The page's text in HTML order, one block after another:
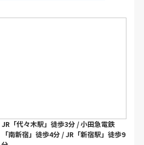
JR「代々木駅」徒歩3分 / 小田急電鉄
「南新宿」徒歩4分 / JR「新宿駅」徒歩9